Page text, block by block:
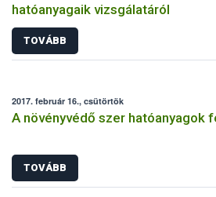
hatóanyagaik vizsgálatáról
TOVÁBB
2017. február 16., csütörtök
A növényvédő szer hatóanyagok
TOVÁBB